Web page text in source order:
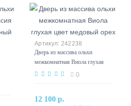
242238
Дверь из массива ольхи
межкомнатная Виола глухая
цвет медовый орех
0
12 100 р.